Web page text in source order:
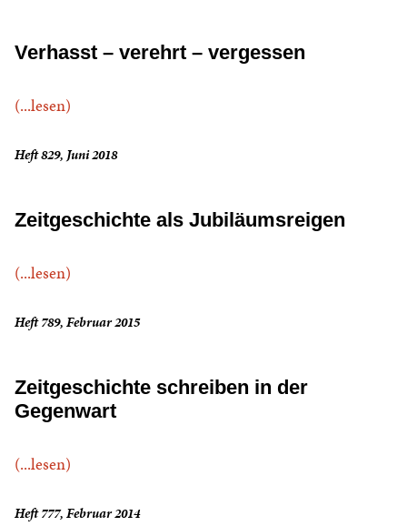
Verhasst – verehrt – vergessen
(...lesen)
Heft 829, Juni 2018
Zeitgeschichte als Jubiläumsreigen
(...lesen)
Heft 789, Februar 2015
Zeitgeschichte schreiben in der
Gegenwart
(...lesen)
Heft 777, Februar 2014